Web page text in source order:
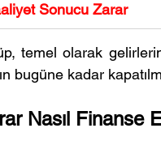
Sonucu Zarar
temel olarak
bugüne kadar
Nasıl Finanse